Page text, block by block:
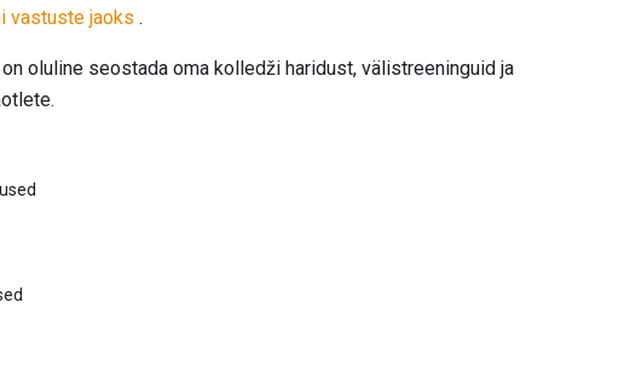
vastuste jaoks .
oluline seostada oma kolledži haridust, välistreeninguid ja